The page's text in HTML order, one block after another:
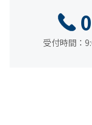
受付時間：